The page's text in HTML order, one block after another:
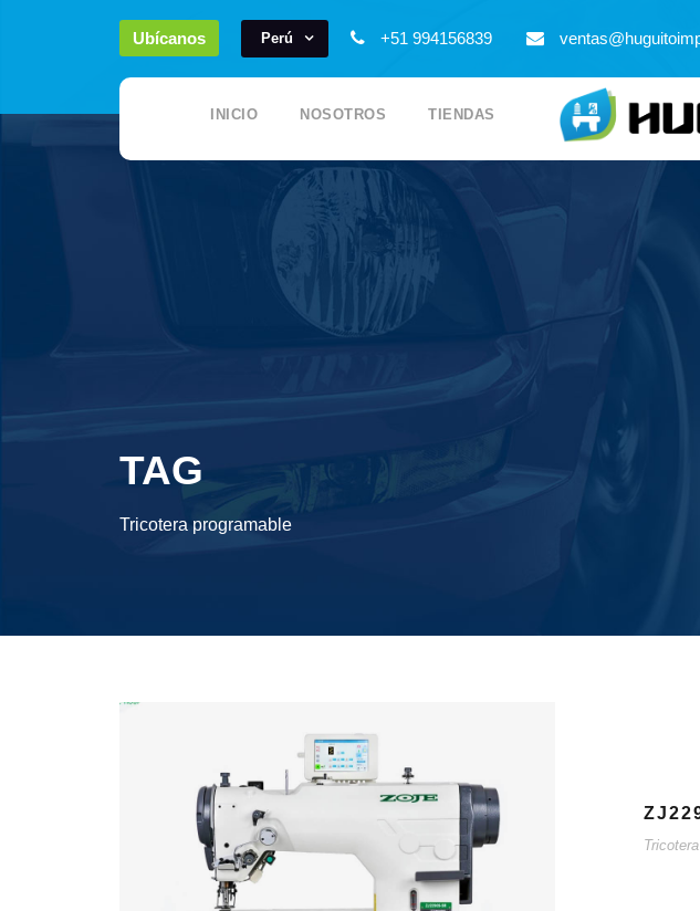
Ubícanos Perú +51 994156839
INICIO NOSOTROS TIENDAS
TAG
Tricotera programable